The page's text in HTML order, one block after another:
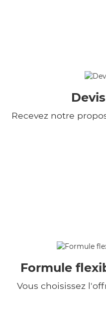
Recevez notre
Formule
Vous choisissez